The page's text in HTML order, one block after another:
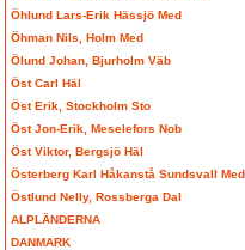
Öhlund Lars-Erik Hässjö Med
Öhman Nils, Holm Med
Ölund Johan, Bjurholm Väb
Öst Carl Häl
Öst Erik, Stockholm Sto
Öst Jon-Erik, Meselefors Nob
Öst Viktor, Bergsjö Häl
Österberg Karl Håkanstå Sundsvall Med
Östlund Nelly, Rossberga Dal
ALPLÄNDERNA
DANMARK